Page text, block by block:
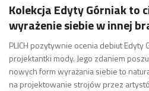
Kolekcja Edyty Górniak to
wyrażenie siebie w innej
PLICH pozytywnie ocenia debiut Edyty
projektantki mody. Jego zdaniem
nowych form wyrażania siebie to
na projektowanie strojów przez